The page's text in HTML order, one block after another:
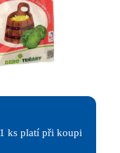
ks platí při koupi